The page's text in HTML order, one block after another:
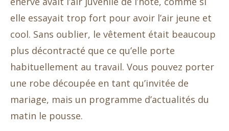
elle essayait trop fort pour avoir l’air jeune et
cool. Sans oublier, le vêtement était beaucoup
plus décontracté que ce qu’elle porte
habituellement au travail. Vous pouvez porter
une robe découpée en tant qu’invitée de
mariage, mais un programme d’actualités du
matin le pousse.